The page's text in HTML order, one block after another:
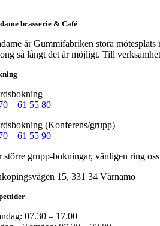
brasserie & Café
är Gummifabriken stora
så långt det är möjligt. Till
– 61 55 80
(Konferens/grupp)
– 61 55 90
större grupp-bokningar, vänligen ring
15, 331 34 Värnamo
07.30 – 17.00